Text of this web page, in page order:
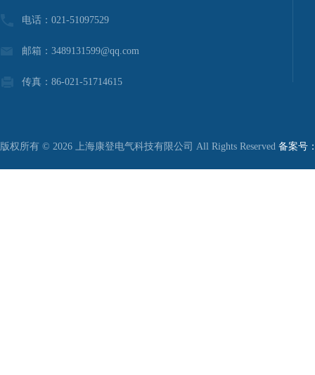
电话：021-51097529
邮箱：3489131599@qq.com
传真：86-021-51714615
版权所有 © 2026 上海康登电气科技有限公司 All Rights Reserved 备案号